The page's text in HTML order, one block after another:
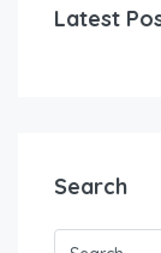
Latest
Search